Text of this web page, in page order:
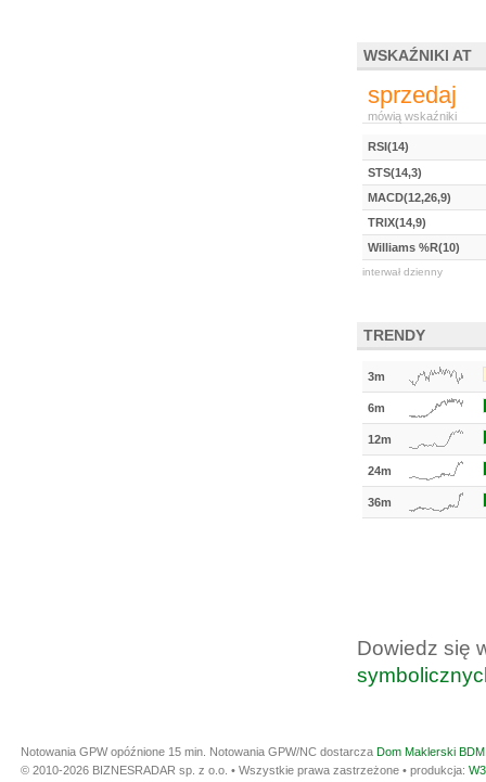
WSKAŹNIKI AT
sprzedaj
mówią wskaźniki
RSI(14)
STS(14,3)
MACD(12,26,9)
TRIX(14,9)
Williams %R(10)
interwał dzienny
TRENDY
3m
6m
12m
24m
36m
Dowiedz się
Notowania GPW opóźnione 15 min. Notowania GPW/NC dostarcza Dom Maklerski
© 2010-2026 BIZNESRADAR sp. z o.o. • Wszystkie prawa zastrzeżone • produkcja: